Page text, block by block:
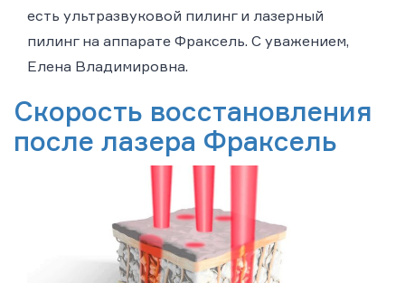
есть ультразвуковой пилинг и лазерный
пилинг на аппарате Фраксель. С уважением,
Елена Владимировна.
Скорость восстановления
после лазера Фраксель